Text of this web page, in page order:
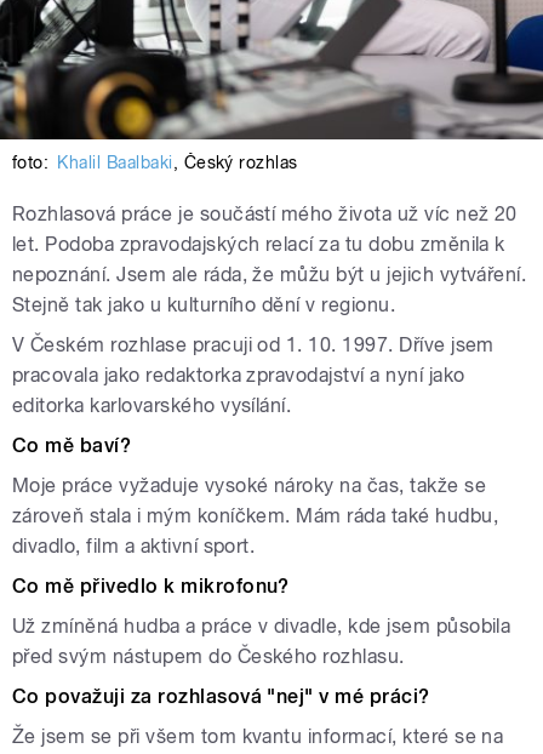
foto: Khalil Baalbaki, Český rozhlas
Rozhlasová práce je součástí mého života už víc než 20
let. Podoba zpravodajských relací za tu dobu změnila k
nepoznání. Jsem ale ráda, že můžu být u jejich vytváření.
Stejně tak jako u kulturního dění v regionu.
V Českém rozhlase pracuji od 1. 10. 1997. Dříve jsem
pracovala jako redaktorka zpravodajství a nyní jako
editorka karlovarského vysílání.
Co mě baví?
Moje práce vyžaduje vysoké nároky na čas, takže se
zároveň stala i mým koníčkem. Mám ráda také hudbu,
divadlo, film a aktivní sport.
Co mě přivedlo k mikrofonu?
Už zmíněná hudba a práce v divadle, kde jsem působila
před svým nástupem do Českého rozhlasu.
Co považuji za rozhlasová "nej" v mé práci?
Že jsem se při všem tom kvantu informací, které se na